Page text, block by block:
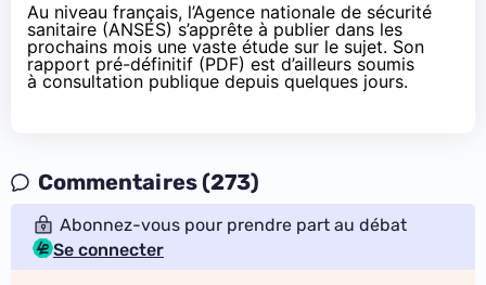
Au niveau français, l’Agence nationale de sécurité
sanitaire (ANSES) s’apprête à publier dans les
prochains mois une vaste étude sur le sujet. Son
rapport pré-définitif (PDF) est d’ailleurs soumis
à consultation publique depuis quelques jours.
Commentaires (273)
Abonnez-vous pour prendre part au débat
Se connecter